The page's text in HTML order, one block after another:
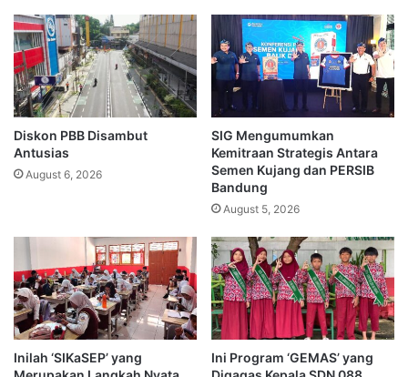
Diskon PBB Disambut
Antusias
August 6, 2026
SIG Mengumumkan
Kemitraan Strategis Antara
Semen Kujang dan PERSIB
Bandung
August 5, 2026
Inilah ‘SIKaSEP’ yang
Ini Program ‘GEMAS’ yang